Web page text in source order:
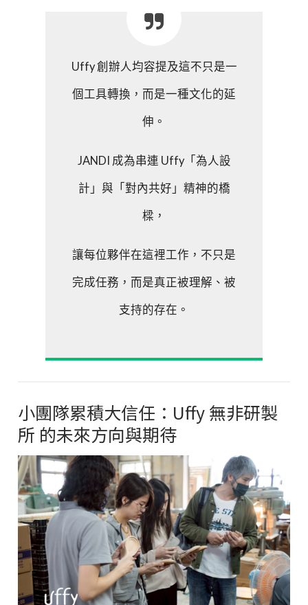
Uffy 創辦人均容提及這不只是一
個工具轉換，而是一種文化的延
伸。
JANDI 成為串連 Uffy「為人設
計」與「對內共好」精神的橋
樑，
讓每位夥伴在這裡工作，不只是
完成任務，而是真正被理解、被
支持的存在。
小團隊累積大信任：Uffy 無非研製
所 的未來方向與期待